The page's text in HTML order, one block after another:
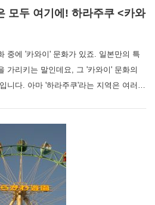
모두 여기에! 하라주쿠 <카와
중에 '카와이' 문화가 있죠. 일본만의 특
가리키는 말인데요, 그 '카와이' 문화의
니다. 아마 '하라주쿠'라는 지역은 여러…